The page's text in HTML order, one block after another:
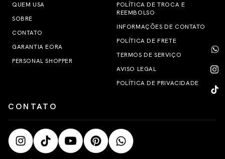
QUEM USA
SOBRE
CONTATO
GARANTIA EORA
PERSONAL SHOPPER
POLÍTICA DE TROCA E
REEMBOLSO
INFORMAÇÕES DE CONTATO
POLÍTICA DE FRETE
TERMOS DE SERVIÇO
AVISO LEGAL
POLÍTICA DE PRIVACIDADE
CONTATO